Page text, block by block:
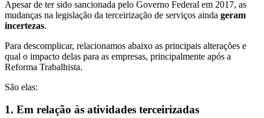
Apesar de ter sido sancionada pelo Governo Federal em 2017, as
mudanças na legislação da terceirização de serviços ainda geram
incertezas.
Para descomplicar, relacionamos abaixo as principais alterações e
qual o impacto delas para as empresas, principalmente após a
Reforma Trabalhista.
São elas:
1. Em relação às atividades terceirizadas